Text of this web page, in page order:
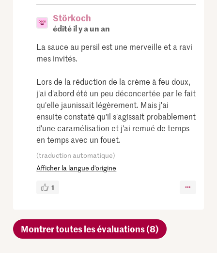
Störkoch
édité il y a un an
La sauce au persil est une merveille et a ravi
mes invités.
Lors de la réduction de la crème à feu doux,
j'ai d'abord été un peu déconcertée par le fait
qu'elle jaunissait légèrement. Mais j'ai
ensuite constaté qu'il s'agissait probablement
d'une caramélisation et j'ai remué de temps
en temps avec un fouet.
(traduction automatique)
Afficher la langue d’origine
1
Montrer toutes les évaluations (8)